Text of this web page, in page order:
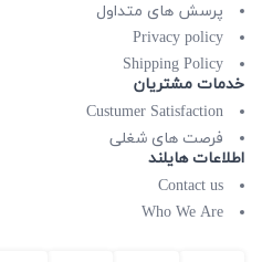
پرسش های متداول
Privacy policy
Shipping Policy
خدمات مشتریان
Custumer Satisfaction
فرصت های شغلی
اطلاعات هایلند
Contact us
Who We Are